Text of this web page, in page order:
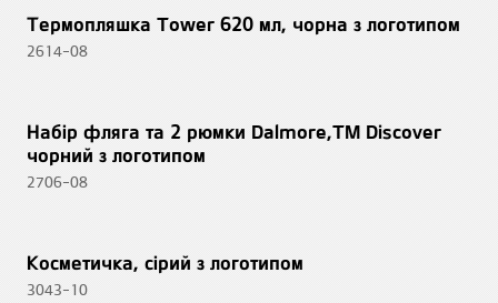
Термопляшка Tower 620 мл, чорна з логотипом
2614-08
Набір фляга та 2 рюмки Dalmore,TM Discover
чорний з логотипом
2706-08
Косметичка, сірий з логотипом
3043-10